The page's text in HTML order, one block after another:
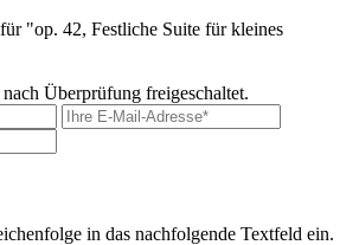
"op. 42, Festliche Suite für kleines
Überprüfung freigeschaltet.
in das nachfolgende Textfeld ein.